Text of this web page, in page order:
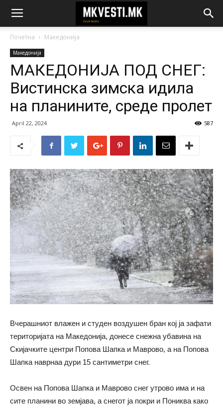
Почетна Македонија
Македонија
МАКЕДОНИЈА ПОД СНЕГ:
Вистинска зимска идила
на планините, среде пролет
April 22, 2024 587
Вчерашниот влажен и студен воздушен бран кој ја зафати
територијата на Македонија, донесе снежна убавина на
Скијачките центри Попова Шапка и Маврово, а на Попова
Шапка наврнаа дури 15 cантиметри снег.
Освен на Попова Шапка и Маврово снег утрово има и на
сите планини во земјава, а снегот ја покри и Пониква како